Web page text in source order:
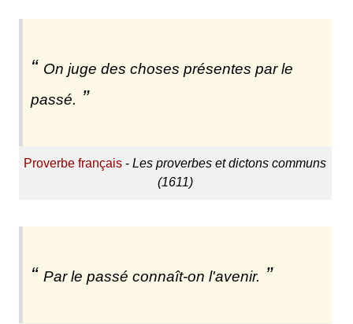
On juge des choses présentes par le
passé.
Proverbe français -Les proverbes et dictons communs
(1611)
Par le passé connaît-on l'avenir.